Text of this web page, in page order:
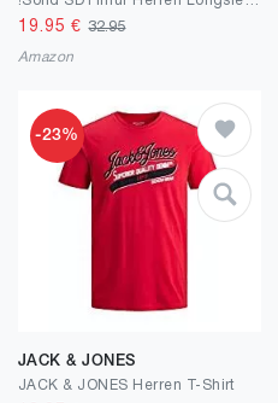
19.95 €32.95
Amazon
-23%
JACK & JONES
JACK & JONES Herren T-Shirt